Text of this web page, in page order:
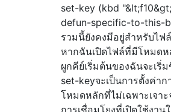
set-key (kbd
defun-specific-to-this-
รวมนี้ยังคงมีอยู่สำหรับไฟ
หากฉันเปิดไฟล์ที่มีโหมด
ผูกคีย์เริ่มต้นของฉันจะเริ่
set-keyจะเป็นการตั้งค่าก
โหมดหลักที่ไม่เฉพาะเจา
การเชื่อมโยงที่เปิดใช้งาน